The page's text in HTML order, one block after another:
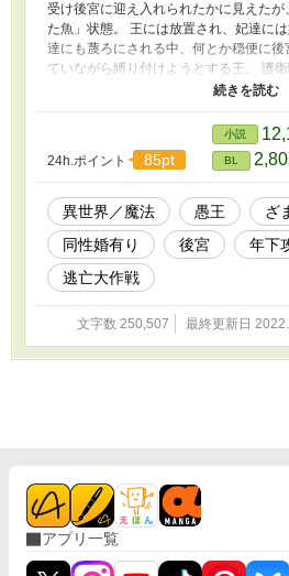
受け後宮に迎え入れられたかに見えた
た魚」状態。 王には放置され、妃達に
達にも蔑ろにされる中、何とか穏便に
ていながら縛り付けようとする王。 護
亡計画を練る。 騎士×神子 攻目線 一
るかもだけど、実際には全く悪くない
多くなってしまう癖が有るので『一話２
にした練習作として書いてきたもの。
しています。
24h.ポイント 85pt
小説
BL
異世界／魔法 愚王
ざ
同性婚有り
後宮
年下
逃亡大作戦
文字数 250,507 最終更新日
アプリ一覧